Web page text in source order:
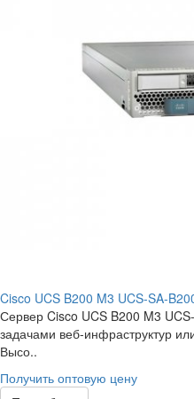
Cisco UCS B200 M3 UCS-SA-
Сервер Cisco UCS B200 M3
задачами веб-инфраструктур
Высо..
Получить оптовую цену